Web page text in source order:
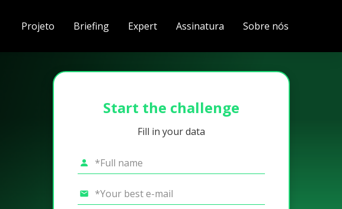
Projeto Briefing Expert Assinatura Sobre nós
Start the challenge
Fill in your data